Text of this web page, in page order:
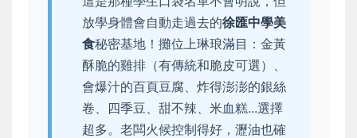
放學身體會自動走過去的徐匯中學美
食秘密基地！攤位上琳琅滿目：金黃
酥脆的雞排（有傳統和脆皮可選）、
會爆汁的百頁豆腐、炸得澎澎的銀絲
卷、四季豆、甜不辣、米血糕...選擇
超多。老闆火候控制得好，瀝油也確